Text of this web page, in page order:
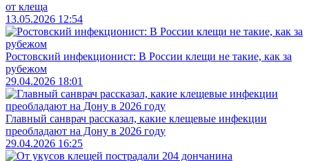
от клеща
13.05.2026 12:54
Ростовский инфекционист: В России клещи не такие, как за
рубежом
29.04.2026 18:01
Главный санврач рассказал, какие клещевые инфекции
преобладают на Дону в 2026 году
29.04.2026 16:25